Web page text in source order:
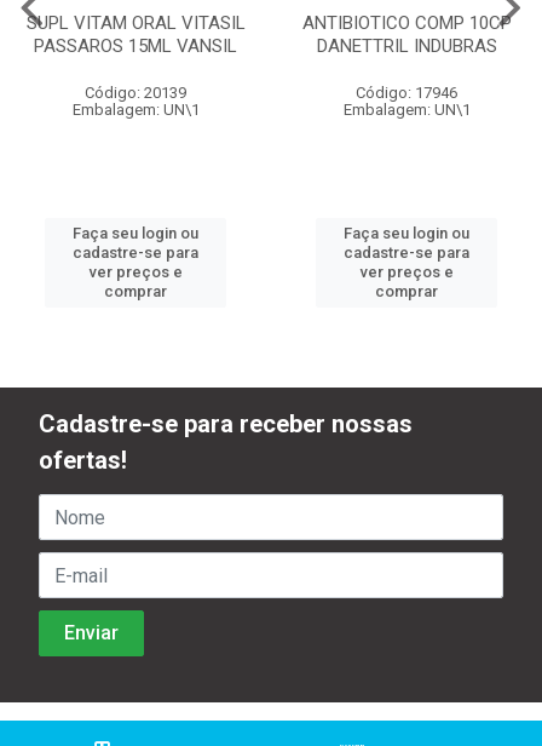
SUPL VITAM ORAL VITASIL
PASSAROS 15ML VANSIL
Código: 20139
Embalagem: UN\1
Faça seu login ou
cadastre-se para
ver preços e
comprar
ANTIBIOTICO COMP 10CP
DANETTRIL INDUBRAS
Código: 17946
Embalagem: UN\1
Faça seu login ou
cadastre-se para
ver preços e
comprar
Cadastre-se para receber nossas
ofertas!